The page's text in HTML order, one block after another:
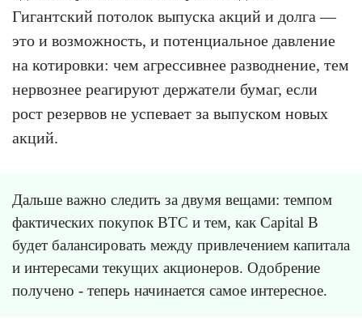
Гигантский потолок выпуска акций и долга —
это и возможность, и потенциальное давление
на котировки: чем агрессивнее разводнение, тем
нервознее реагируют держатели бумаг, если
рост резервов не успевает за выпуском новых
акций.
Дальше важно следить за двумя вещами: темпом
фактических покупок BTC и тем, как Capital B
будет балансировать между привлечением капитала
и интересами текущих акционеров. Одобрение
получено - теперь начинается самое интересное.